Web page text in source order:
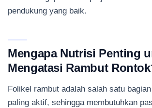
pendukung yang baik.
Mengapa Nutrisi Penting
Mengatasi Rambut
Folikel rambut adalah salah satu
paling aktif, sehingga membutuhkan